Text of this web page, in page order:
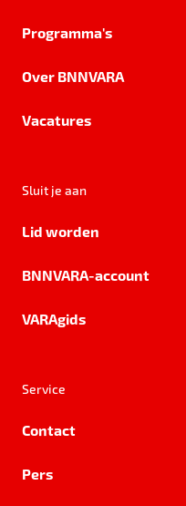
Programma's
Over BNNVARA
Vacatures
Sluit je aan
Lid worden
BNNVARA-account
VARAgids
Service
Contact
Pers